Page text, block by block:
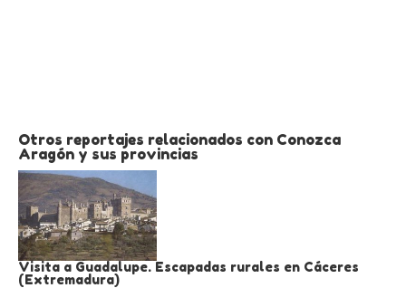
Otros reportajes relacionados con Conozca
Aragón y sus provincias
Visita a Guadalupe. Escapadas rurales en Cáceres
(Extremadura)